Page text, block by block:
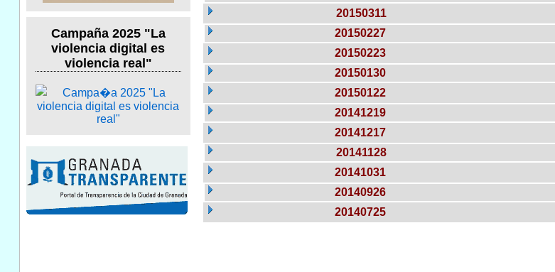
Campaña 2025 "La
violencia digital es
violencia real"
20150311
20150227
20150223
20150130
20150122
20141219
20141217
20141128
20141031
20140926
20140725